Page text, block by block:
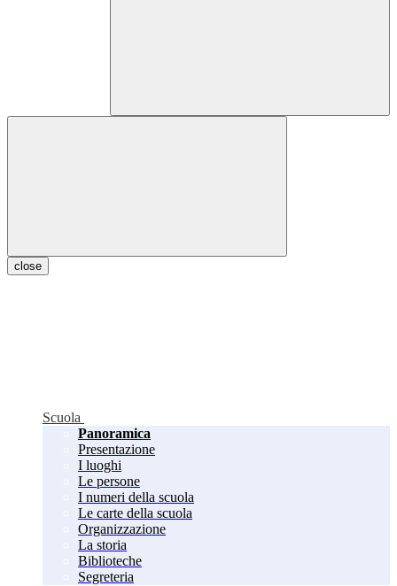
close
Scuola
Panoramica
Presentazione
I luoghi
Le persone
I numeri della scuola
Le carte della scuola
Organizzazione
La storia
Biblioteche
Segreteria